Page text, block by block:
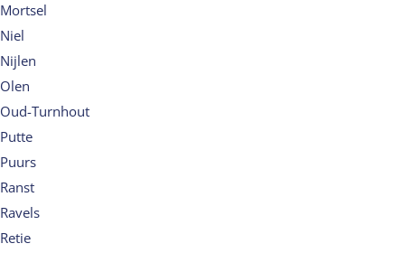
Mortsel
Niel
Nijlen
Olen
Oud-Turnhout
Putte
Puurs
Ranst
Ravels
Retie